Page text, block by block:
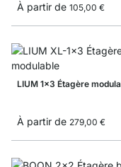
À partir de 105,00 €
LIUM 1x3 Étagère
À partir de 279,00 €